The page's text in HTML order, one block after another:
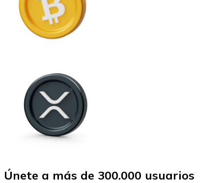
Únete a más de 300.000 usuarios